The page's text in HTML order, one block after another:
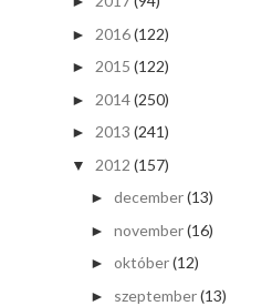
► 2016(122)
► 2015 (122)
► 2014(250)
► 2013 (241)
▼ 2012 (157)
► december(13)
► november(16)
► október(12)
► szeptember(13)